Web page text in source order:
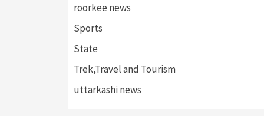
roorkee news
Sports
State
Trek,Travel and Tourism
uttarkashi news